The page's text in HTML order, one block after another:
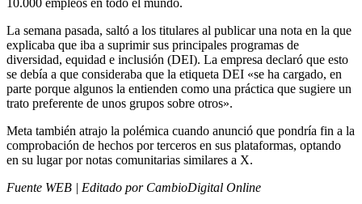
La semana pasada, saltó a los titulares al publicar una nota en la que
explicaba que iba a suprimir sus principales programas de
diversidad, equidad e inclusión (DEI). La empresa declaró que esto
se debía a que consideraba que la etiqueta DEI «se ha cargado, en
parte porque algunos la entienden como una práctica que sugiere un
trato preferente de unos grupos sobre otros».
Meta también atrajo la polémica cuando anunció que pondría fin a la
comprobación de hechos por terceros en sus plataformas, optando
en su lugar por notas comunitarias similares a X.
Fuente WEB | Editado por CambioDigital Online